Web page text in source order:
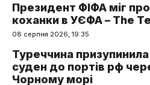
Президент ФІФА міг
коханки в УЄФА – The
08 серпня 2026, 19:35
Туреччина
суден до портів рф
Чорному морі